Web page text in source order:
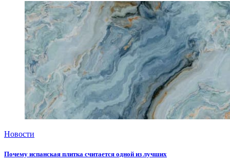
Новости
Почему испанская плитка считается одной из лучших